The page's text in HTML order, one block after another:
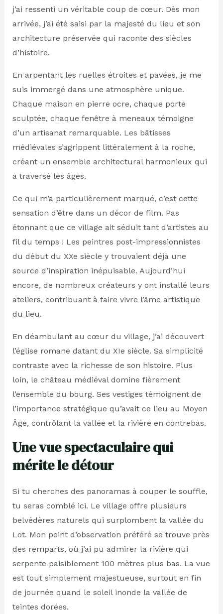
j’ai ressenti un véritable coup de cœur. Dès mon
arrivée, j’ai été saisi par la majesté du lieu et son
architecture préservée qui raconte des siècles
d’histoire.
En arpentant les ruelles étroites et pavées, je me
suis immergé dans une atmosphère unique.
Chaque maison en pierre ocre, chaque porte
sculptée, chaque fenêtre à meneaux témoigne
d’un artisanat remarquable. Les bâtisses
médiévales s’agrippent littéralement à la roche,
créant un ensemble architectural harmonieux qui
a traversé les âges.
Ce qui m’a particulièrement marqué, c’est cette
sensation d’être dans un décor de film. Pas
étonnant que ce village ait séduit tant d’artistes au
fil du temps ! Les peintres post-impressionnistes
du début du XXe siècle y trouvaient déjà une
source d’inspiration inépuisable. Aujourd’hui
encore, de nombreux créateurs y ont installé leurs
ateliers, contribuant à faire vivre l’âme artistique
du lieu.
En déambulant au cœur du village, j’ai découvert
l’église romane datant du XIe siècle. Sa simplicité
contraste avec la richesse de son histoire. Plus
loin, le château médiéval domine fièrement
l’ensemble du bourg. Ses vestiges témoignent de
l’importance stratégique qu’avait ce lieu au Moyen
Âge, contrôlant la vallée et la rivière en contrebas.
Une vue spectaculaire qui
mérite le détour
Si tu cherches des panoramas à couper le souffle,
tu seras comblé ici. Le village offre plusieurs
belvédères naturels qui surplombent la vallée du
Lot. Mon point d’observation préféré se trouve près
des remparts, où j’ai pu admirer la rivière qui
serpente paisiblement 100 mètres plus bas. La vue
est tout simplement majestueuse, surtout en fin
de journée quand le soleil inonde la vallée de
teintes dorées.